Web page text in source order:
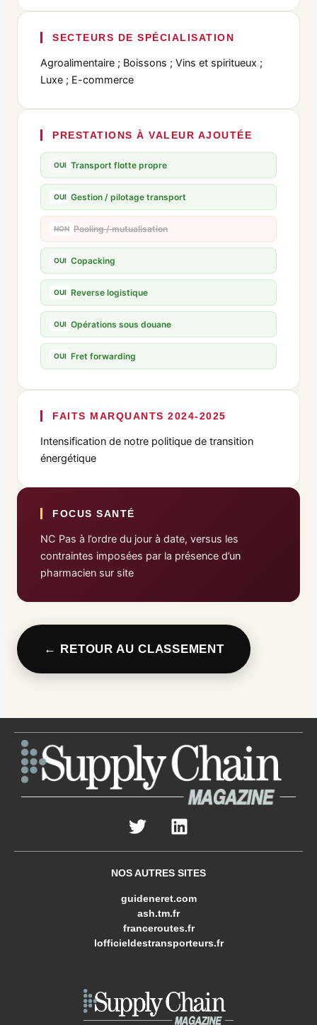
SECTEURS DE SPÉCIALISATION
Agroalimentaire ; Boissons ; Vins et spiritueux ;
Luxe ; E-commerce
PRESTATIONS À VALEUR AJOUTÉE
OUI Transport flotte propre
OUI Gestion / pilotage transport
NON Pooling / mutualisation
OUI Copacking
OUI Reverse logistique
OUI Opérations sous douane
OUI Fret forwarding
FAITS MARQUANTS 2024-2025
Intensification de notre politique de transition
énergétique
FOCUS SANTÉ
NC Pas à l’ordre du jour à date, versus les
contraintes imposées par la présence d’un
pharmacien sur site
← RETOUR AU CLASSEMENT
NOS AUTRES SITES
guideneret.com
ash.tm.fr
franceroutes.fr
lofficieldestransporteurs.fr